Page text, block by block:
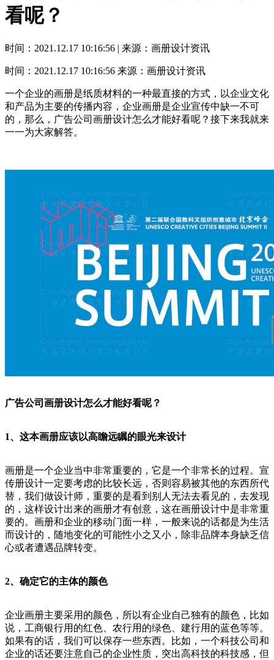
看呢？
时间：2021.12.17 10:16:56 | 来源：画册设计资讯
时间：2021.12.17 10:16:56 来源：画册设计资讯
一个企业的画册是纸质材料的一种最直接的方式，以企业文化
和产品为主要的传播内容，企业画册是企业宣传中缺一不可
的，那么，广告公司画册设计怎么才能好看呢？接下来我就来
一一为大家解答。
广告公司画册设计怎么才能好看呢？
1、这本画册应该以高瞻远瞩的眼光来设计
画册是一个企业当中非常重要的，它是一个非常长的过程。宣
传册设计一定要考虑的比较长远，否则容易被其他的东西所代
替，我们做设计师，重要的是看到别人无法去看见的，去发现
的，这样设计出来的画册才有创意，这在画册设计中是非常重
要的。画册和企业的移动门面一样，一般来说的话都是为生活
而设计的，随地变化的可能性小之又小，除非品牌本身缺乏信
心或者遭遇品牌转变。
2、确定它的主体的颜色
企业画册主要采用的颜色，所以有企业自己独有的颜色，比如
说，工商银行用的红色、农行用的绿色、建行用的蓝色等等。
如果有的话，我们可以保存一些东西。比如，一个科技公司和
企业的话还要注意自己的企业性质，突出高科技的科技感，但